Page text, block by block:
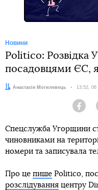
Новини
Politico: Розвідка
посадовцями ЄС,
Автор:
Анастасія Могилевець Дата:
13:52, 06
Спецслужба Угорщини
чиновниками на
номери та записувала
Про це пише Politico,
розслідування центру